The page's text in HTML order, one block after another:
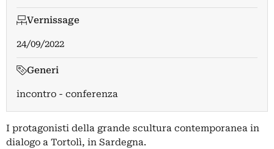
Vernissage
24/09/2022
Generi
incontro - conferenza
I protagonisti della grande scultura contemporanea in
dialogo a Tortolì, in Sardegna.